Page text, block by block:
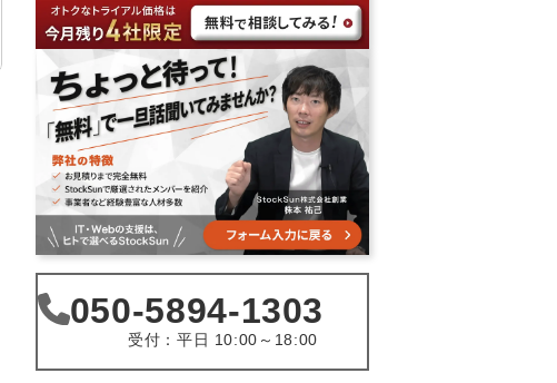
050-5894-1303
受付：平日 10:00～18:00